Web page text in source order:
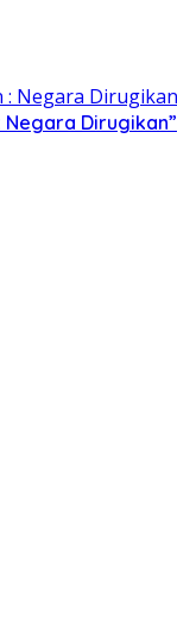
Negara Dirugikan”